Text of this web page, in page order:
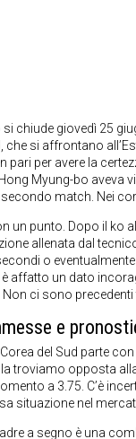
chiude giovedì 25
si affrontano
per avere la
Myung-bo aveva
match. Nei
un punto. Dopo il ko
allenata dal
o
affatto un dato
ci sono precedenti
e
Corea del Sud parte
troviamo opposta
a 3.75. C’è
situazione nel
a segno è una